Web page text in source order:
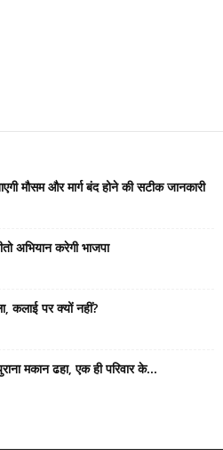
मौसम और मार्ग बंद होने की सटीक जानकारी
अभियान करेगी भाजपा
कलाई पर क्यों नहीं?
मकान ढहा, एक ही परिवार के...